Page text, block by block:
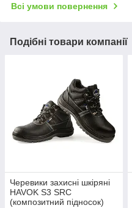
Всі умови повернення
Подібні товари компанії
Черевики захисні шкіряні
HAVOK S3 SRC
(композитний підносок)